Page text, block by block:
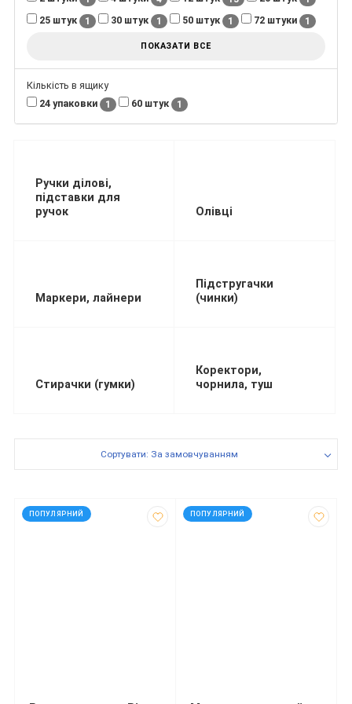
25 штук 1 30 штук 1 50 штук 1 72 штуки 1
ПОКАЗАТИ ВСЕ
Кількість в ящику
24 упаковки
1 60 штук 1
Ручки ділові,
підставки для
ручок
Олівці
Маркери, лайнери
Підстругачки
(чинки)
Стирачки (гумки)
Коректори,
чорнила, туш
Сортувати: За замовчуванням
ПОПУЛЯРНИЙ
код: 2399 ПОПУЛЯРНИЙ
код: 913